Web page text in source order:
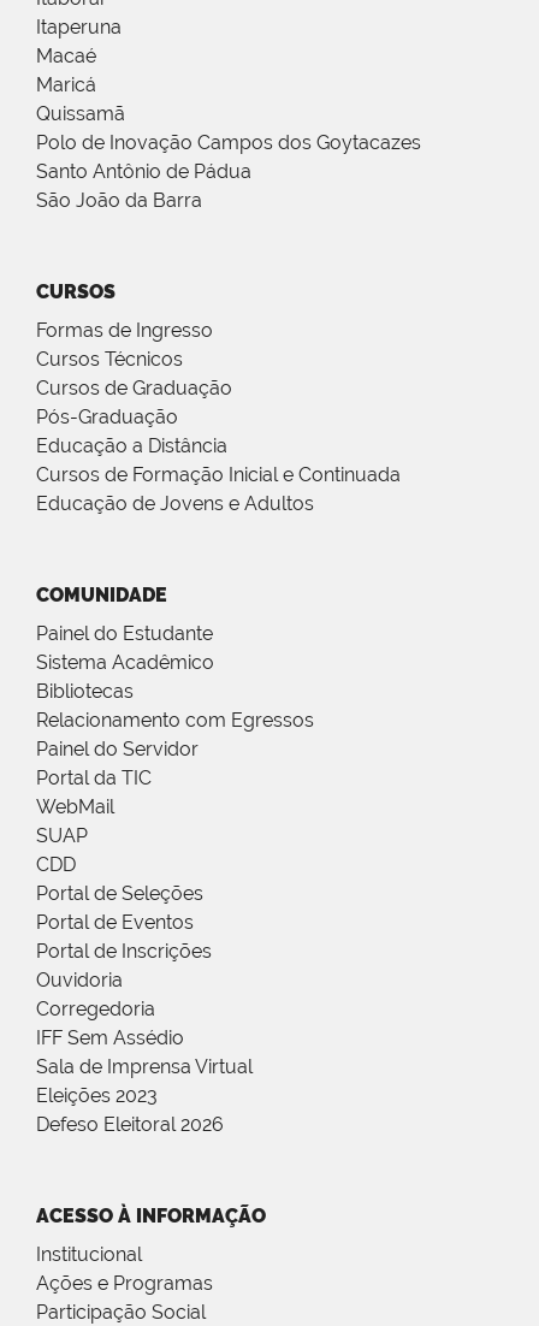
Itaperuna
Macaé
Maricá
Quissamã
Polo de Inovação Campos dos Goytacazes
Santo Antônio de Pádua
São João da Barra
CURSOS
Formas de Ingresso
Cursos Técnicos
Cursos de Graduação
Pós-Graduação
Educação a Distância
Cursos de Formação Inicial e Continuada
Educação de Jovens e Adultos
COMUNIDADE
Painel do Estudante
Sistema Acadêmico
Bibliotecas
Relacionamento com Egressos
Painel do Servidor
Portal da TIC
WebMail
SUAP
CDD
Portal de Seleções
Portal de Eventos
Portal de Inscrições
Ouvidoria
Corregedoria
IFF Sem Assédio
Sala de Imprensa Virtual
Eleições 2023
Defeso Eleitoral 2026
ACESSO À INFORMAÇÃO
Institucional
Ações e Programas
Participação Social